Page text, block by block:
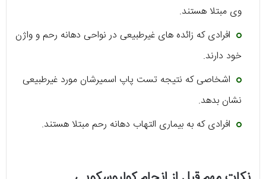
وی مبتلا هستند.
افرادی که زائده های غیرطبیعی در نواحی دهانه رحم و واژن
خود دارند.
اشخاصی که نتیجه تست پاپ اسمیرشان مورد غیرطبیعی
نشان بدهد.
افرادی که به بیماری التهاب دهانه رحم مبتلا هستند.